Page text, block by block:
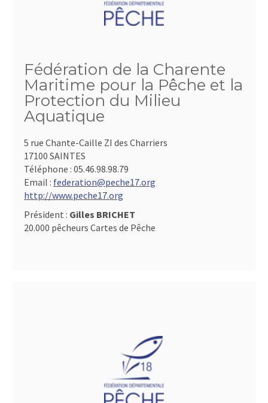
Fédération de la Charente
Maritime pour la Pêche et la
Protection du Milieu
Aquatique
5 rue Chante-Caille ZI des Charriers
17100 SAINTES
Téléphone : 05.46.98.98.79
Email : federation@peche17.org
http://www.peche17.org
Président : Gilles BRICHET
20.000 pêcheurs Cartes de Pêche